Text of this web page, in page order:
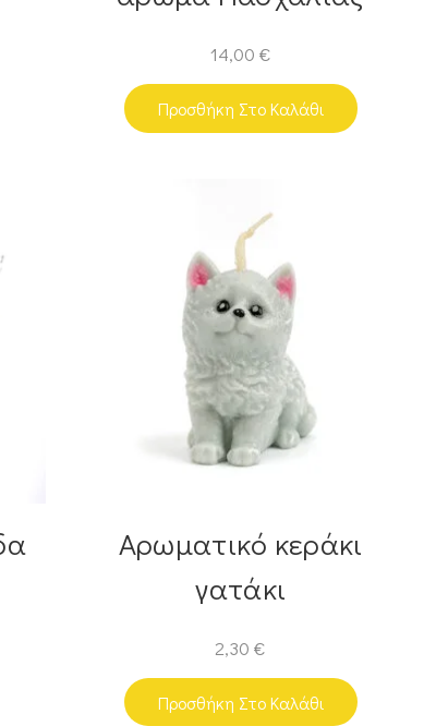
14,00 €
Προσθήκη Στο Καλάθι
Αρωματικό κεράκι
γατάκι
2,30€
Προσθήκη Στο Καλάθι